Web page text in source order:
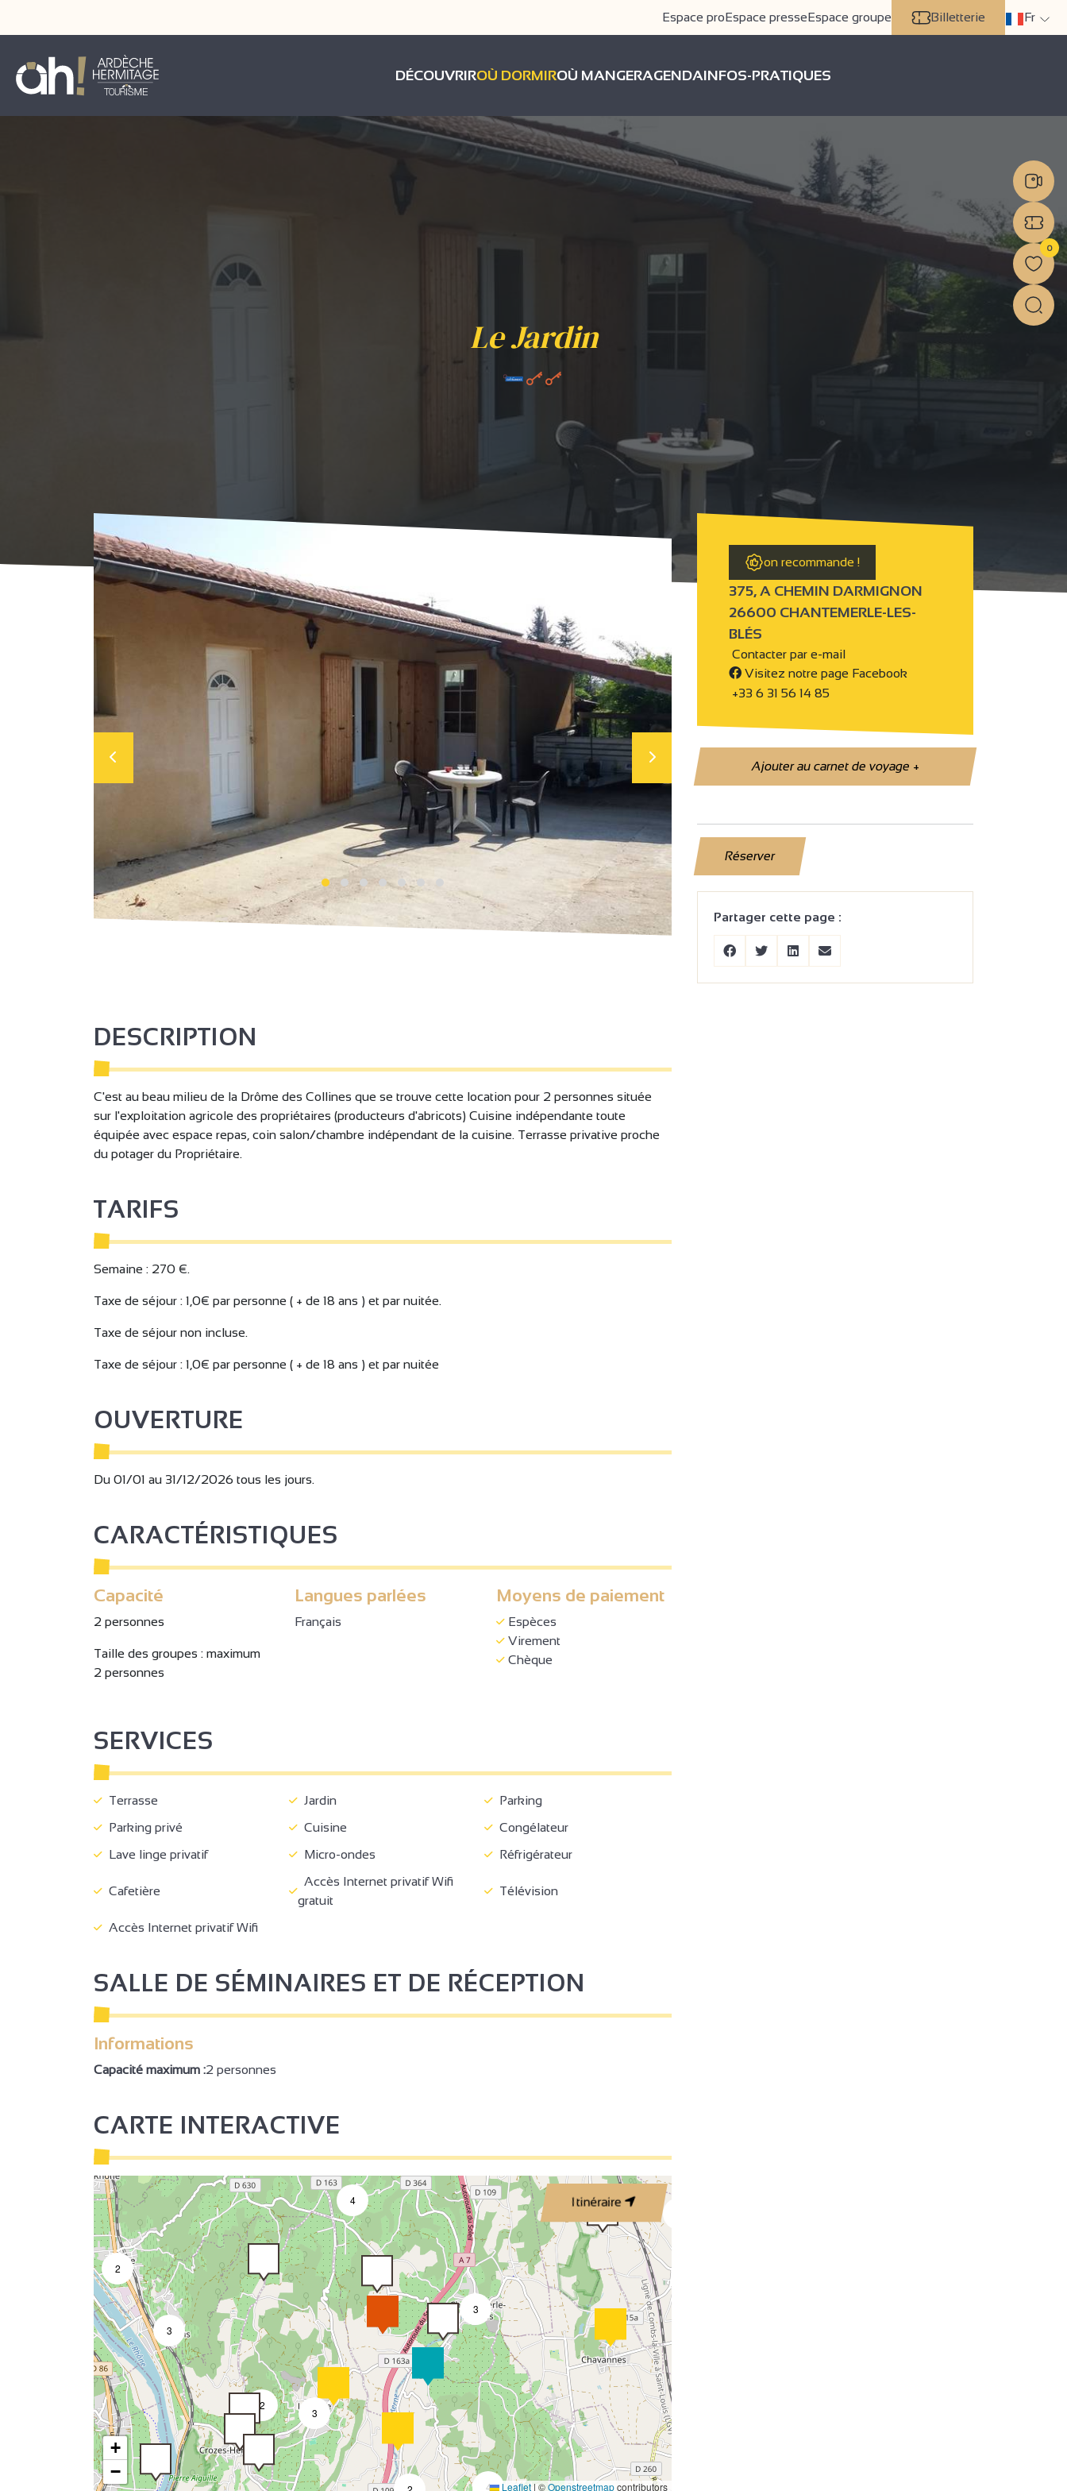
Espace proEspace presseEspace groupe Billetterie Fr
DÉCOUVRIROÙ DORMIROÙ MANGERAGENDAINFOS-PRATIQUES
Le Jardin
Locations Le Jardin
on recommande !
375, A CHEMIN DARMIGNON
26600 CHANTEMERLE-LES-
BLÉS
Contacter par e-mail
Visitez notre page Facebook
+33 6 31 56 14 85
Ajouter au carnet de voyage+
Réserver
Partager cette page :
DESCRIPTION
C'est au beau milieu de la Drôme des Collines que se trouve cette location pour 2 personnes située
sur l'exploitation agricole des propriétaires (producteurs d'abricots) Cuisine indépendante toute
équipée avec espace repas, coin salon/chambre indépendant de la cuisine. Terrasse privative proche
du potager du Propriétaire.
TARIFS
Semaine : 270 €.
Taxe de séjour : 1,0€ par personne ( + de 18 ans ) et par nuitée.
Taxe de séjour non incluse.
Taxe de séjour : 1,0€ par personne ( + de 18 ans ) et par nuitée
OUVERTURE
Du 01/01 au 31/12/2026 tous les jours.
CARACTÉRISTIQUES
Capacité
2 personnes
Taille des groupes : maximum
2 personnes
Langues parlées
Français
Moyens de paiement
Espèces
Virement
Chèque
SERVICES
Terrasse Jardin
Parking
Parking privé
Cuisine
Congélateur
Lave linge privatif
Micro-ondes Réfrigérateur
Cafetière
Accès Internet privatif Wifi
gratuit
Télévision
Accès Internet privatif Wifi
SALLE DE SÉMINAIRES ET DE RÉCEPTION
Informations
Capacité maximum :2 personnes
CARTE INTERACTIVE
Itinéraire
3
4
2
3
2
3
4
2
3
+
−
Leaflet |©Openstreetmapcontributors
0